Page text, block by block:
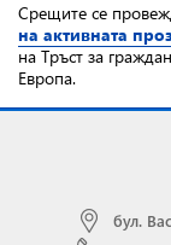
Срещите се
на активната
на Тръст за
Европа.
бул.